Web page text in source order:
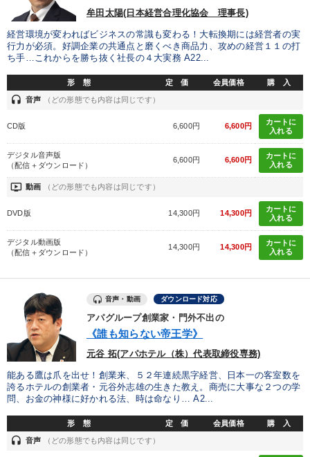
牟田太陽(日本経営合理化協会 理事長)
経営環境が変わればビジネスの常識も変わる！大転換期には経営者の実
行力が必須。好調企業の共通点と磨くべき商品力、攻めの経営１１の打
ち手…これからを勝ち抜く社長の４大実務 A22...
形 態 定 価 会員価格 購 入
headset 音声 （どの形態でも内容は同じです）
CD版 6,600円 6,600円
カートに
入れる
デジタル音声版
（配信＋ダウンロード）
6,600円 6,600円
カートに
入れる
ondemand_video 動画 （どの形態でも内容は同じです）
DVD版 14,300円 14,300円
カートに
入れる
デジタル動画版
（配信＋ダウンロード）
14,300円 14,300円
カートに
入れる
音声・動画 ダウンロード対応
アパグループ創業家・門外不出の
《誰も知らない帝王学》
元谷 拓(アパホテル（株）代表取締役専務)
能ある鷹は爪を出せ！創業来、５２年連続黒字経営、日本一の客室数を
誇るホテルの創業者・元谷外志雄の生きた教え。商売に大事な２つの学
問、お金の神様に好かれる法、時は命なり… A2...
形 態 定 価 会員価格 購 入
headset 音声 （どの形態でも内容は同じです）